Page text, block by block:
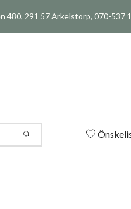
480, 291 57 Arkelstorp, 070-537